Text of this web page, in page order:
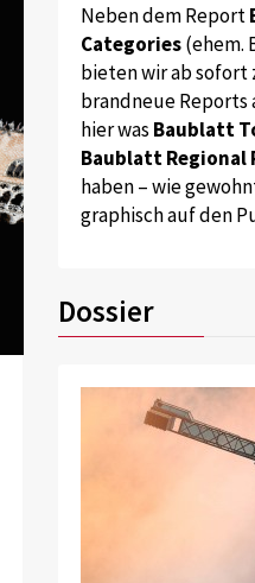
Einblick in das Modell
Neben dem Report
Categories(ehem.
bieten wir ab sofort
brandneue Reports
hier was Baublatt
Baublatt Regional
haben – wie
graphisch auf den
Dossier